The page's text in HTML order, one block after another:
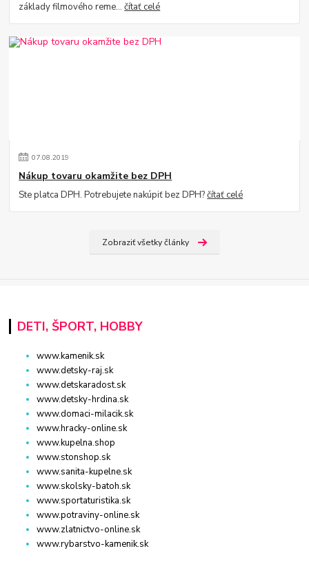
základy filmového reme...čítať celé
07.08.2019
Nákup tovaru okamžite bez DPH
Ste platca DPH. Potrebujete nakúpiť bez DPH?čítať celé
Zobraziť všetky články
DETI, ŠPORT, HOBBY
www.kamenik.sk
www.detsky-raj.sk
www.detskaradost.sk
www.detsky-hrdina.sk
www.domaci-milacik.sk
www.hracky-online.sk
www.kupelna.shop
www.stonshop.sk
www.sanita-kupelne.sk
www.skolsky-batoh.sk
www.sportaturistika.sk
www.potraviny-online.sk
www.zlatnictvo-online.sk
www.rybarstvo-kamenik.sk